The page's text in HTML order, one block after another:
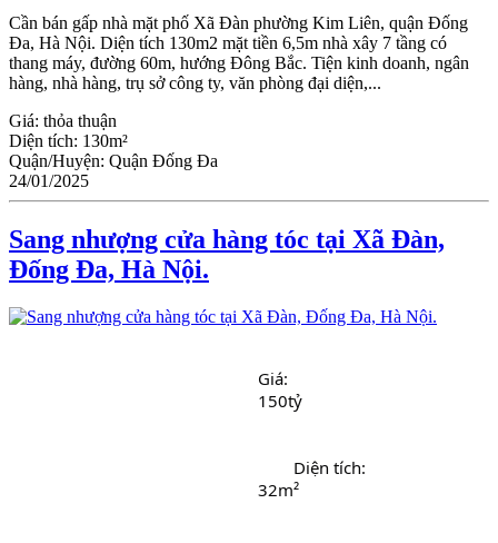
Cần bán gấp nhà mặt phố Xã Đàn phường Kim Liên, quận Đống
Đa, Hà Nội. Diện tích 130m2 mặt tiền 6,5m nhà xây 7 tầng có
thang máy, đường 60m, hướng Đông Bắc. Tiện kinh doanh, ngân
hàng, nhà hàng, trụ sở công ty, văn phòng đại diện,...
Giá: thỏa thuận
Diện tích: 130m²
Quận/Huyện: Quận Đống Đa
24/01/2025
Sang nhượng cửa hàng tóc tại Xã Đàn,
Đống Đa, Hà Nội.
Giá:
150tỷ
	Diện tích:
32m²